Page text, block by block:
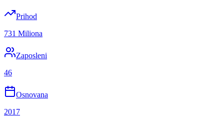
Prihod
731 Miliona
Zaposleni
46
Osnovana
2017